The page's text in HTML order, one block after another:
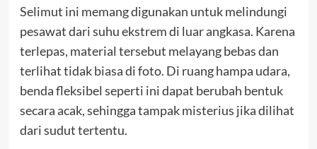
Selimut ini memang digunakan untuk melindungi
pesawat dari suhu ekstrem di luar angkasa. Karena
terlepas, material tersebut melayang bebas dan
terlihat tidak biasa di foto. Di ruang hampa udara,
benda fleksibel seperti ini dapat berubah bentuk
secara acak, sehingga tampak misterius jika dilihat
dari sudut tertentu.